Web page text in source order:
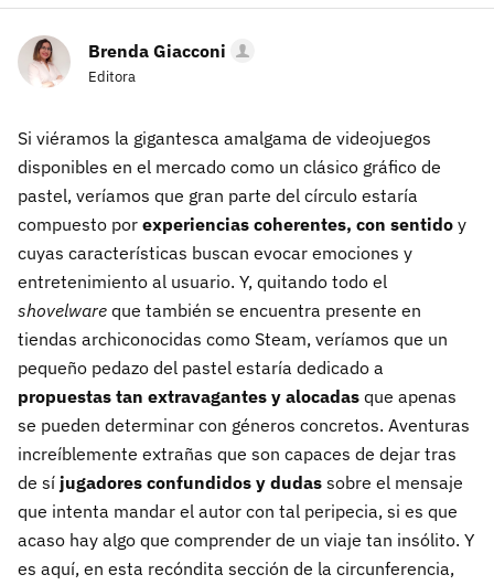
Brenda Giacconi
Editora
Si viéramos la gigantesca amalgama de videojuegos
disponibles en el mercado como un clásico gráfico de
pastel, veríamos que gran parte del círculo estaría
compuesto por experiencias coherentes, con sentido y
cuyas características buscan evocar emociones y
entretenimiento al usuario. Y, quitando todo el
shovelware que también se encuentra presente en
tiendas archiconocidas como Steam, veríamos que un
pequeño pedazo del pastel estaría dedicado a
propuestas tan extravagantes y alocadas que apenas
se pueden determinar con géneros concretos. Aventuras
increíblemente extrañas que son capaces de dejar tras
de sí jugadores confundidos y dudas sobre el mensaje
que intenta mandar el autor con tal peripecia, si es que
acaso hay algo que comprender de un viaje tan insólito. Y
es aquí, en esta recóndita sección de la circunferencia,